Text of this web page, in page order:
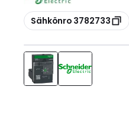
Kopioi
Sähkönro 3782733